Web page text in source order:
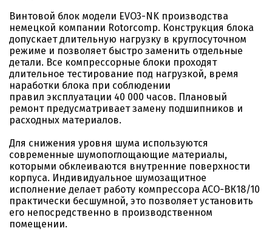
Винтовой блок модели EVO3-NK производства
немецкой компании Rotorcomp. Конструкция блока
допускает длительную нагрузку в круглосуточном
режиме и позволяет быстро заменить отдельные
детали. Все компрессорные блоки проходят
длительное тестирование под нагрузкой, время
наработки блока при соблюдении
правил эксплуатации 40 000 часов. Плановый
ремонт предусматривает замену подшипников и
расходных материалов.
Для снижения уровня шума используются
современные шумопоглощающие материалы,
которыми обклеиваются внутренние поверхности
корпуса. Индивидуальное шумозащитное
исполнение делает работу компрессора АСО-ВК18/10
практически бесшумной, это позволяет установить
его непосредственно в производственном
помещении.